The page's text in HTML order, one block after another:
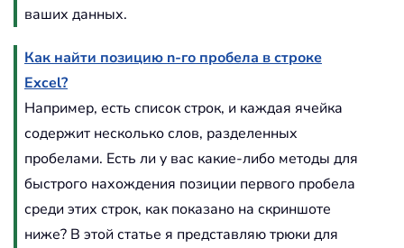
ваших данных.
Как найти позицию n-го пробела в строке
Excel?
Например, есть список строк, и каждая ячейка
содержит несколько слов, разделенных
пробелами. Есть ли у вас какие-либо методы для
быстрого нахождения позиции первого пробела
среди этих строк, как показано на скриншоте
ниже? В этой статье я представляю трюки для